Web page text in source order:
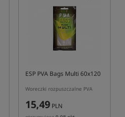
ESP PVA Bags Multi 60x120
Woreczki rozpuszczalne PVA
15,49 PLN